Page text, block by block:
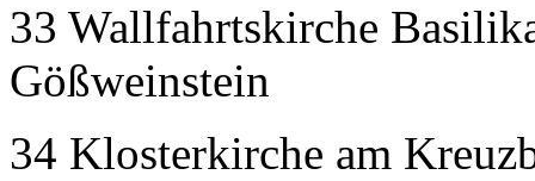
33 Wallfahrtskirche
Gößweinstein
34 Klosterkirche am